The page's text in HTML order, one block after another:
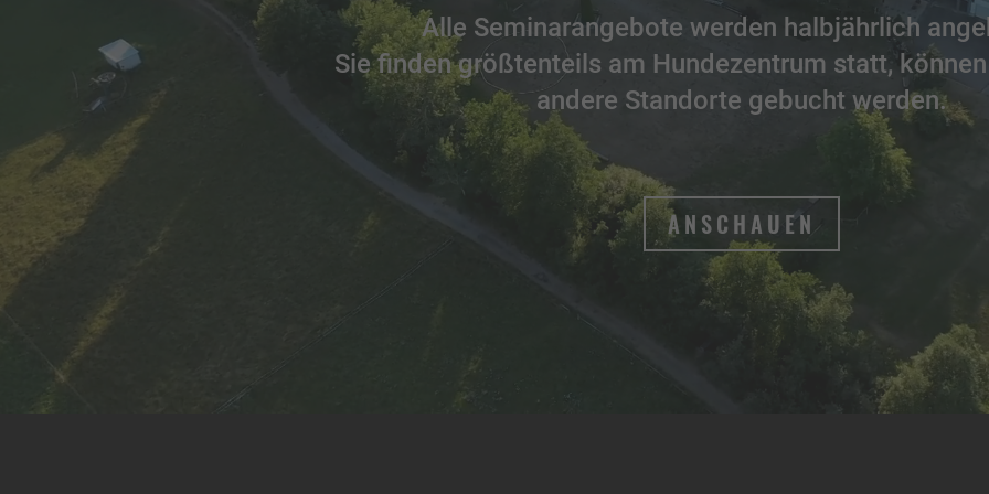
Alle Seminarangebote werden halbjährlich
Sie finden größtenteils am Hundezentrum statt,
andere Standorte gebucht werden.
ANSCHAUEN